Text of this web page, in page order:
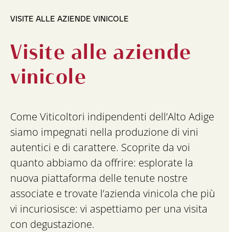
VISITE ALLE AZIENDE VINICOLE
Visite alle aziende
vinicole
Come Viticoltori indipendenti dell’Alto Adige
siamo impegnati nella produzione di vini
autentici e di carattere. Scoprite da voi
quanto abbiamo da offrire: esplorate la
nuova piattaforma delle tenute nostre
associate e trovate l’azienda vinicola che più
vi incuriosisce: vi aspettiamo per una visita
con degustazione.